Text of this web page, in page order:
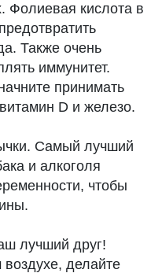
Фолиевая кислота в
Также очень
иммунитет.
принимать
D и железо.
Самый лучший
и алкоголя
чтобы
лучший друг!
делайте